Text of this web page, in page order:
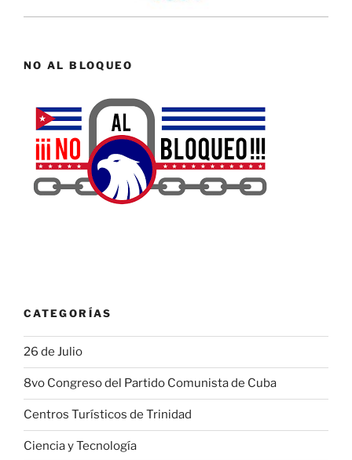
NO AL BLOQUEO
CATEGORÍAS
26 de Julio
8vo Congreso del Partido Comunista de Cuba
Centros Turísticos de Trinidad
Ciencia y Tecnología